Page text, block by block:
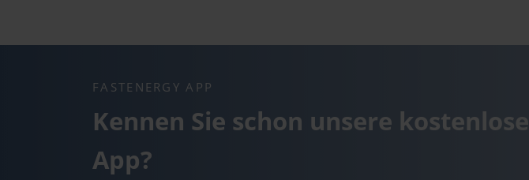
FASTENERGY APP
Kennen Sie schon unsere kostenlose
App?